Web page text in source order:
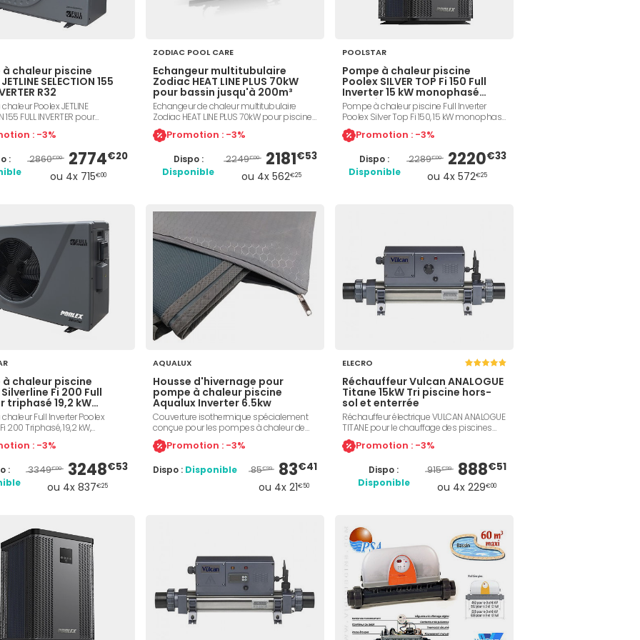
à chaleur piscine
SELECTION 155
R32
Poolex JETLINE
155 FULL INVERTER pour
80m³. Technologie Full
silencieuse. Compresseur
boîtier ABS, échangeur
Titane. Panneau de contrôle
Wifi. Réfrigérant R32. 5
: -3%
:
2860€00 2774€20
ou 4x 715€00
ZODIAC POOL CARE
Echangeur multitubulaire
Zodiac HEAT LINE PLUS 70kW
pour bassin jusqu'à 200m³
Echangeur de chaleur multitubulaire
Zodiac HEAT LINE PLUS 70kW pour piscine
intérieure ou extérieure jusqu'à 200m³.
Tubes en titane, enveloppe en noryl-
polyamide, clapet anti-retour, interrupteur
de débit, circulateur, coffret électrique,
thermostat digital. Compatible avec tout
type de chauffage : pompe à chaleur,
Promotion : -3%
Dispo :
Disponible
2249€00 2181€53
ou 4x 562€25
POOLSTAR
Pompe à chaleur piscine
Poolex SILVER TOP Fi 150 Full
Inverter 15 kW monophasé
réversible
Pompe à chaleur piscine Full Inverter
Poolex Silver Top Fi 150, 15 kW monophasé
220-240 V, piscines jusqu'à 90 m³,
réversible chaud/froid, soufflage vertical,
compatible eau salée, Wi-Fi intégré,
niveau sonore de 42 dB(A) mesurés à 10
m, plage de fonctionnement de -15 °C à
Promotion : -3%
Dispo :
Disponible
2289€00 2220€33
ou 4x 572€25
à chaleur piscine
Fi 200 Full
triphasé 19,2 kW
Full Inverter Poolex
200 Triphasé, 19,2 kW,
380 V triphasé, pour
80 à 110 m³, COP jusqu'à 16,2,
(chauffage et refroidissement),
échangeur Twisted Tech
R32, niveau sonore 23-35
m, connecteurs inclus.
: -3%
:
3349€00 3248€53
ou 4x 837€25
AQUALUX
Housse d'hivernage pour
pompe à chaleur piscine
Aqualux Inverter 6.5kw
Couverture isothermique spécialement
conçue pour les pompes à chaleur de
piscine Aqualux Inverter 6.5kw. Solaire, elle
permet de diminuer jusqu'à 50% les
pertes d'énergie. Protège votre pompe
Aqualux des intempéries. Finitions
Indispensable pour préserver en période
Promotion : -3%
Dispo : Disponible 85€99 83€41
ou 4x 21€50
ELECRO
Réchauffeur Vulcan ANALOGUE
Titane 15kW Tri piscine hors-
sol et enterrée
Réchauffeur électrique VULCAN ANALOGUE
TITANE pour le chauffage des piscines
hors-sol ou enterrées. Maintient l'eau à la
température souhaitée. Puissance 15kW,
Titane pur, triphasé 400 volts, régulateur
de débit, thermostat de contrôle, sécurité
de surchauffe, installation facile et
économique. Compatible avec
Promotion : -3%
Dispo :
Disponible
915€99 888€51
ou 4x 229€00